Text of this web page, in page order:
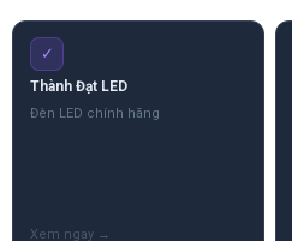
✓
Thành Đạt LED
Đèn LED chính hãng